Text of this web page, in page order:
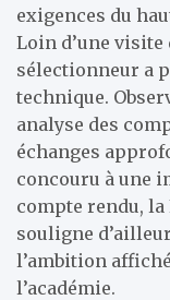
exigences du
Loin d’une visite
sélectionneur a
technique.
analyse des
échanges
concouru à une
compte rendu,
souligne
l’ambition
l’académie.